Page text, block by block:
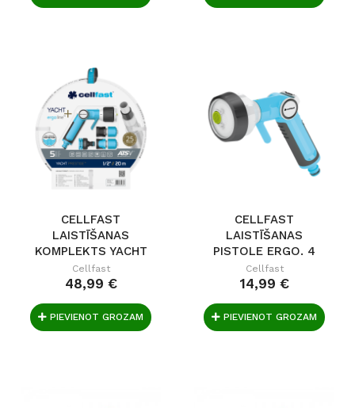
CELLFAST
LAISTĪŠANAS
KOMPLEKTS YACHT
PRESTIGE...
Cellfast
48,99 €
PIEVIENOT GROZAM
CELLFAST
LAISTĪŠANAS
PISTOLE ERGO. 4
POZĪCIJAS
Cellfast
14,99 €
PIEVIENOT GROZAM